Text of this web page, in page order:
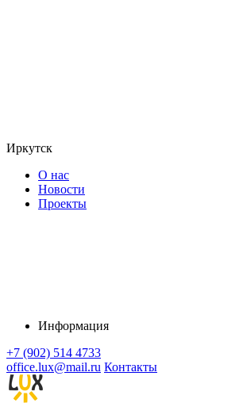
Иркутск
О нас
Новости
Проекты
Информация
+7 (902) 514 4733
office.lux@mail.ru Контакты